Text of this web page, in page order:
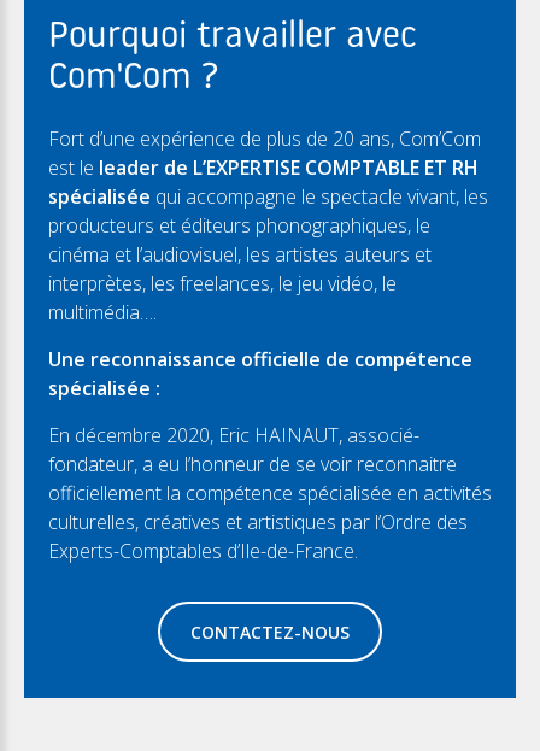
Pourquoi travailler avec
Com'Com ?
Fort d’une expérience de plus de 20 ans, Com’Com
est le leader de L’EXPERTISE COMPTABLE ET RH
spécialisée qui accompagne le spectacle vivant, les
producteurs et éditeurs phonographiques, le
cinéma et l’audiovisuel, les artistes auteurs et
interprètes, les freelances, le jeu vidéo, le
multimédia….
Une reconnaissance officielle de compétence
spécialisée :
En décembre 2020, Eric HAINAUT, associé-
fondateur, a eu l’honneur de se voir reconnaitre
officiellement la compétence spécialisée en activités
culturelles, créatives et artistiques par l’Ordre des
Experts-Comptables d’Ile-de-France.
CONTACTEZ-NOUS